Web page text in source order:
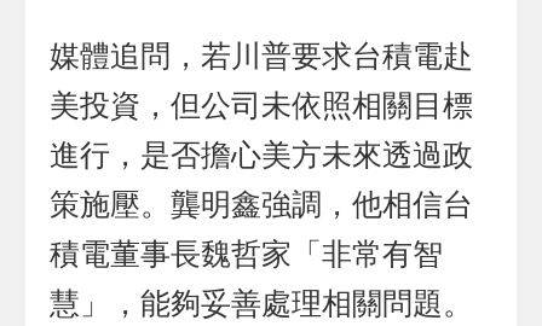
媒體追問，若川普要求台積電赴
美投資，但公司未依照相關目標
進行，是否擔心美方未來透過政
策施壓。龔明鑫強調，他相信台
積電董事長魏哲家「非常有智
慧」，能夠妥善處理相關問題。